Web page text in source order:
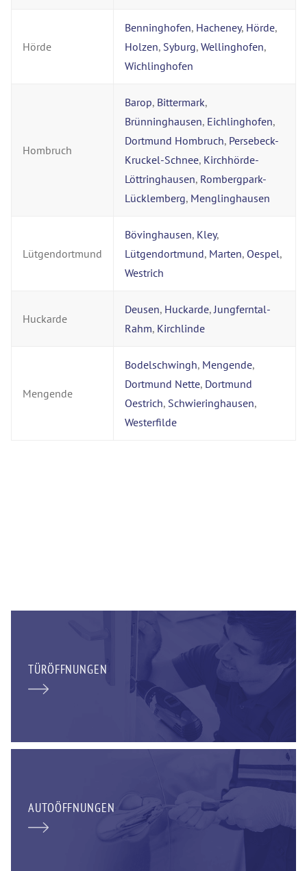
Hörde
Benninghofen, Hacheney, Hörde,
Holzen, Syburg, Wellinghofen,
Wichlinghofen
Hombruch
Barop, Bittermark,
Brünninghausen, Eichlinghofen,
Dortmund Hombruch, Persebeck-
Kruckel-Schnee, Kirchhörde-
Löttringhausen, Rombergpark-
Lücklemberg, Menglinghausen
Lütgendortmund
Bövinghausen, Kley,
Lütgendortmund, Marten, Oespel,
Westrich
Huckarde
Deusen, Huckarde,Jungferntal-
Rahm, Kirchlinde
Mengende
Bodelschwingh, Mengende,
Dortmund Nette, Dortmund
Oestrich, Schwieringhausen,
Westerfilde
TÜRÖFFNUNGEN
AUTOÖFFNUNGEN